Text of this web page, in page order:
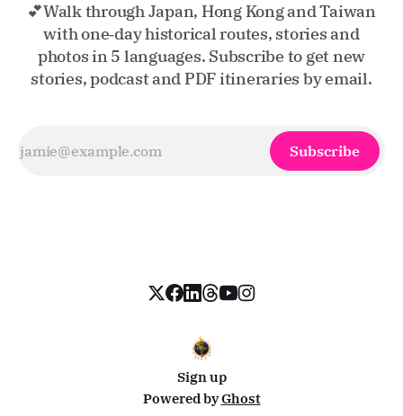
💕Walk through Japan, Hong Kong and Taiwan
with one‑day historical routes, stories and
photos in 5 languages. Subscribe to get new
stories, podcast and PDF itineraries by email.
Subscribe
Sign up
Powered byGhost